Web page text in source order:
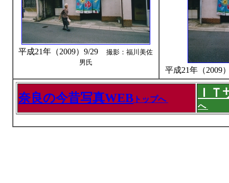
平成21年（2009）9/29撮影：福川美佐
男氏
平成21年（
奈良の今昔写真WEB トップへ Ｉ
へ